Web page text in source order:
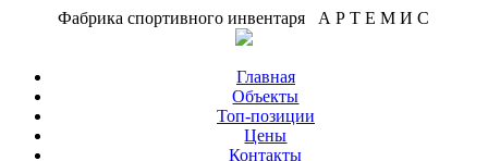
Фабрика спортивного инвентаря А Р Т Е М И С
Главная
Объекты
Топ-позиции
Цены
Контакты